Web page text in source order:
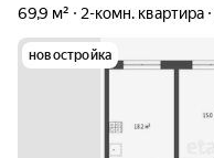
69,9 м² 2-комн. квартира
новостройка